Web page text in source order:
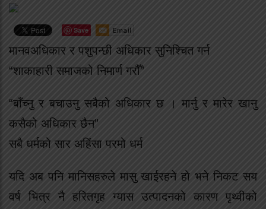
Save
मानवअधिकार र पशुपन्छी अधिकार सुनिश्चित गर्न
“शाकाहारी समाजको निमार्ण गरौँ”
“बाँच्नु र बचाउनु सबैको अधिकार छ । मार्नु र मारेर खानु
कसैको अधिकार छैन”
सबै धर्मको सार अहिंसा परमो धर्म
यदि अब पनि मानिसहरुले मासु खाईरहने हो भने निकट सय
वर्ष भित्र नै हरितगृह ग्यास उत्पादनको कारण पृथ्वीको